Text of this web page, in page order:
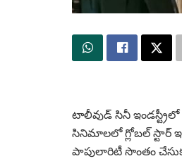
టాలీవుడ్ సినీ
సినిమాలలో గ్లోబల్ స్టార్
పాపులారిటీ సొంతం